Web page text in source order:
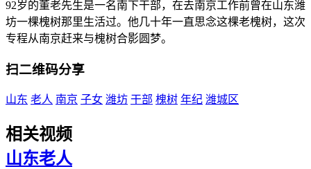
92岁的董老先生是一名南下干部，在去南京工作前曾在山东潍
坊一棵槐树那里生活过。他几十年一直思念这棵老槐树，这次
专程从南京赶来与槐树合影圆梦。
扫二维码分享
山东 老人 南京 子女 潍坊 干部 槐树 年纪 潍城区
相关视频
山东老人